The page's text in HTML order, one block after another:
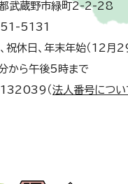
蔵野市緑町2-2-28
51-5131
祝休日、年末年始（12月
から午後5時まで
（ 法人番号につい